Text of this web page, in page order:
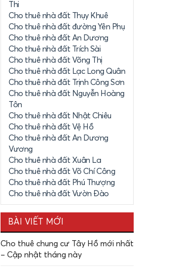
Thi
Cho thuê nhà đất Thụy Khuê
Cho thuê nhà đất đường Yên Phụ
Cho thuê nhà đất An Dương
Cho thuê nhà đất Trích Sài
Cho thuê nhà đất Võng Thị
Cho thuê nhà đất Lạc Long Quân
Cho thuê nhà đất Trịnh Công Sơn
Cho thuê nhà đất Nguyễn Hoàng
Tôn
Cho thuê nhà đất Nhật Chiêu
Cho thuê nhà đất Vệ Hồ
Cho thuê nhà đất An Dương
Vương
Cho thuê nhà đất Xuân La
Cho thuê nhà đất Võ Chí Công
Cho thuê nhà đất Phú Thượng
Cho thuê nhà đất Vườn Đào
BÀI VIẾT MỚI
Cho thuê chung cư Tây Hồ mới nhất
– Cập nhật tháng này